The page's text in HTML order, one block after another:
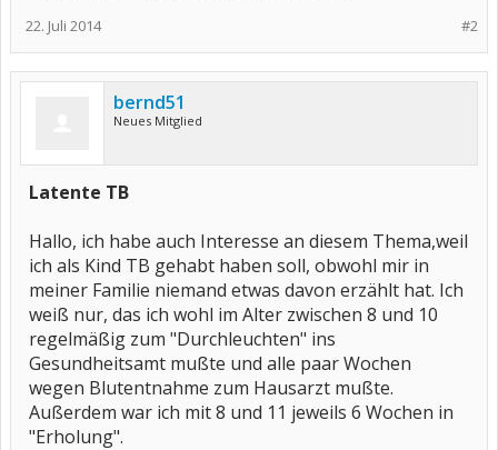
#2
22. Juli 2014
bernd51
Neues Mitglied
Latente TB
Hallo, ich habe auch Interesse an diesem Thema,weil
ich als Kind TB gehabt haben soll, obwohl mir in
meiner Familie niemand etwas davon erzählt hat. Ich
weiß nur, das ich wohl im Alter zwischen 8 und 10
regelmäßig zum "Durchleuchten" ins
Gesundheitsamt mußte und alle paar Wochen
wegen Blutentnahme zum Hausarzt mußte.
Außerdem war ich mit 8 und 11 jeweils 6 Wochen in
"Erholung".